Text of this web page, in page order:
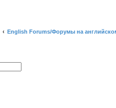
English Forums/Форумы на